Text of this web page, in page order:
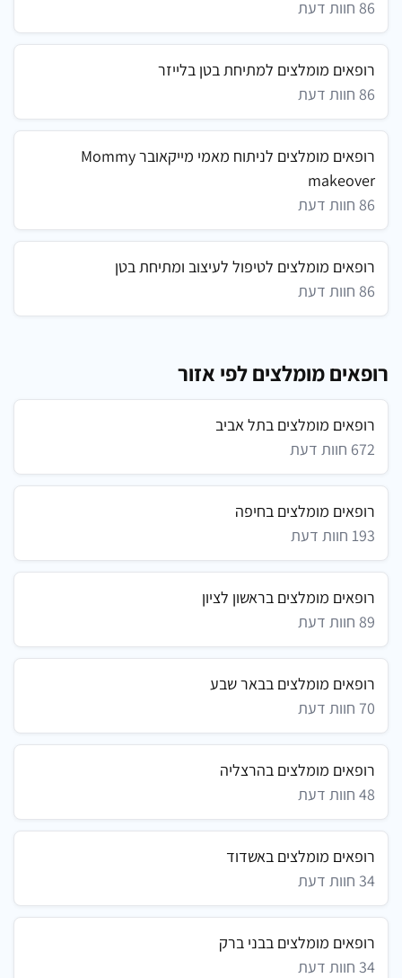
86 חוות דעת
רופאים מומלצים למתיחת בטן בלייזר
86 חוות דעת
רופאים מומלצים לניתוח מאמי מייקאובר Mommy
makeover
86 חוות דעת
רופאים מומלצים לטיפול לעיצוב ומתיחת בטן
86 חוות דעת
רופאים מומלצים לפי אזור
רופאים מומלצים בתל אביב
672 חוות דעת
רופאים מומלצים בחיפה
193 חוות דעת
רופאים מומלצים בראשון לציון
89 חוות דעת
רופאים מומלצים בבאר שבע
70 חוות דעת
רופאים מומלצים בהרצליה
48 חוות דעת
רופאים מומלצים באשדוד
34 חוות דעת
רופאים מומלצים בבני ברק
34 חוות דעת